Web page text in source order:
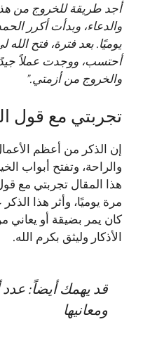
أجد طريقة للخروج من
والدعاء، وبدأت أكرر
يوميًا. بعد فترة، فتح
أحتسب، ووجدت عملاً
والخروج من أزمتي.”
تجربتي مع قول
إن الذكر من أعظم
والراحة، وتفتح أبواب
مرة يوميًا، وأثر هذا
كان يمر بضيقة أو يعاني
الأذكار وليثق بكرم الله.
قد يهمك أيضاً:عدد
ومعانيها